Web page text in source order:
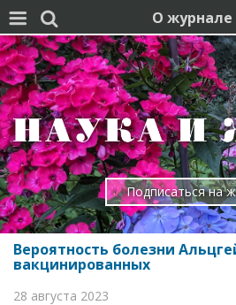
  О журнале
Подписаться на
Вероятность болезни
вакцинированных
28 августа 2023